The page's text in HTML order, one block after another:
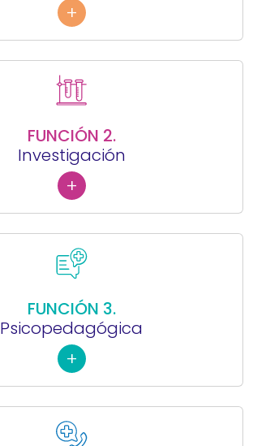
+
FUNCIÓN 2.
Investigación
+
FUNCIÓN 3.
Psicopedagógica
+